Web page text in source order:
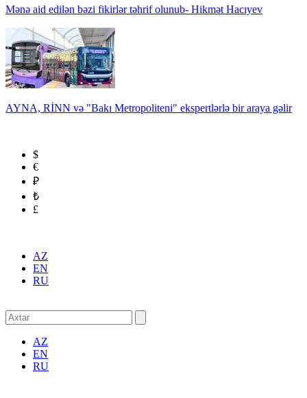
Mənə aid edilən bəzi fikirlər təhrif olunub- Hikmət Hacıyev
AYNA, RİNN və "Bakı Metropoliteni" ekspertlərlə bir araya gəlir
$
€
₽
₺
£
AZ
EN
RU
AZ
EN
RU